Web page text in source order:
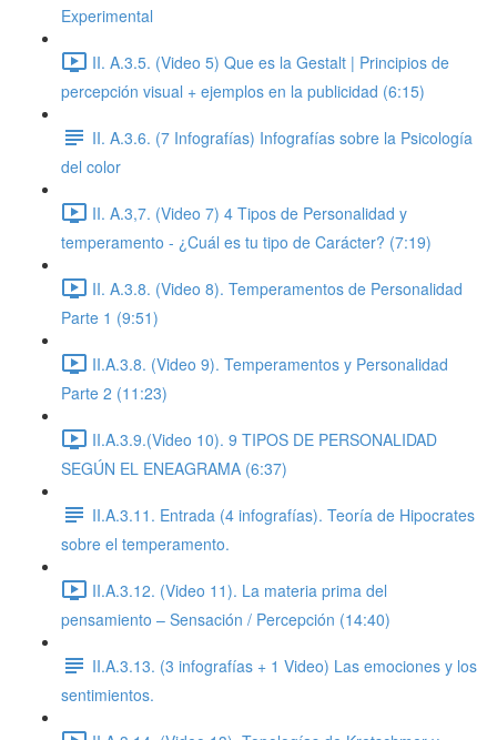
Experimental
II. A.3.5. (Video 5) Que es la Gestalt | Principios de
percepción visual + ejemplos en la publicidad (6:15)
II. A.3.6. (7 Infografías) Infografías sobre la Psicología
del color
II. A.3,7. (Video 7) 4 Tipos de Personalidad y
temperamento - ¿Cuál es tu tipo de Carácter? (7:19)
II. A.3.8. (Video 8). Temperamentos de Personalidad
Parte 1 (9:51)
II.A.3.8. (Video 9). Temperamentos y Personalidad
Parte 2 (11:23)
II.A.3.9.(Video 10). 9 TIPOS DE PERSONALIDAD
SEGÚN EL ENEAGRAMA (6:37)
II.A.3.11. Entrada (4 infografías). Teoría de Hipocrates
sobre el temperamento.
II.A.3.12. (Video 11). La materia prima del
pensamiento – Sensación / Percepción (14:40)
II.A.3.13. (3 infografías + 1 Video) Las emociones y los
sentimientos.